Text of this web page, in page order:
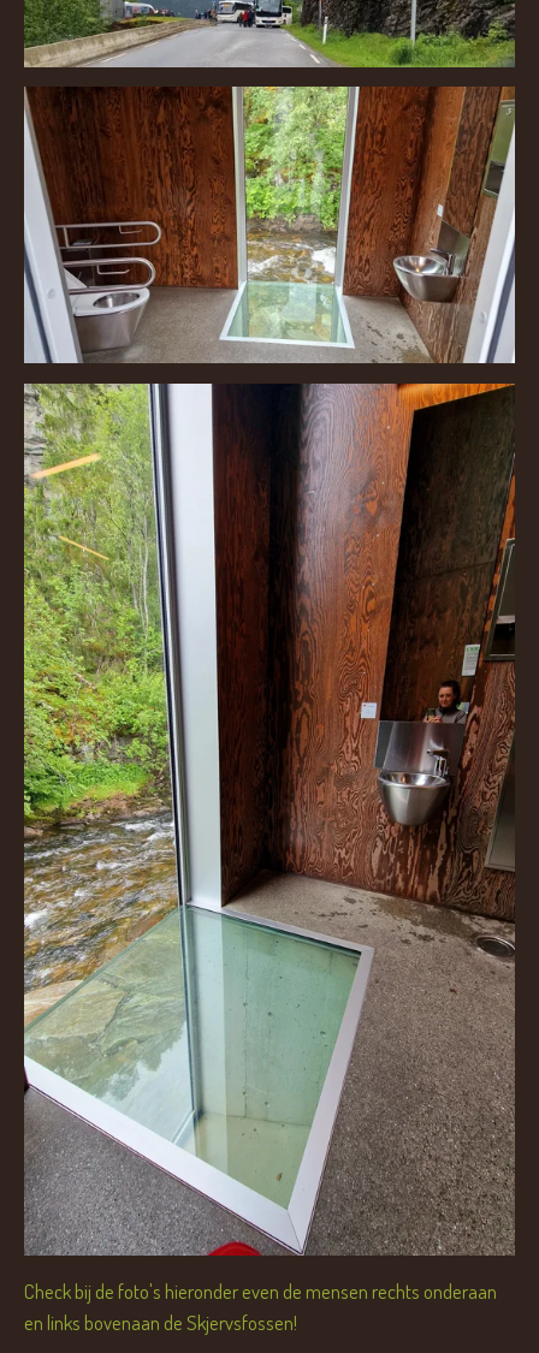
Check bij de foto's hieronder even de mensen rechts onderaan
en links bovenaan de Skjervsfossen!